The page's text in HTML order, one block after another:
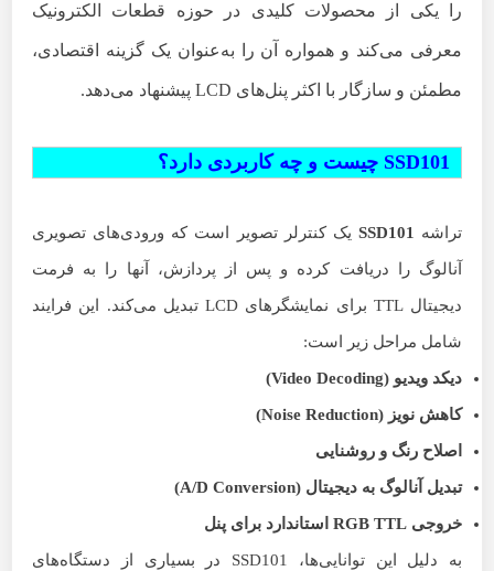
را یکی از محصولات کلیدی در حوزه قطعات الکترونیک
معرفی می‌کند و همواره آن را به‌عنوان یک گزینه اقتصادی،
مطمئن و سازگار با اکثر پنل‌های LCD پیشنهاد می‌دهد.
تراشه SSD101 یک کنترلر تصویر است که ورودی‌های تصویری
آنالوگ را دریافت کرده و پس از پردازش، آنها را به فرمت
دیجیتال TTL برای نمایشگرهای LCD تبدیل می‌کند. این فرایند
شامل مراحل زیر است:
دیکد ویدیو (Video Decoding)
کاهش نویز (Noise Reduction)
اصلاح رنگ و روشنایی
تبدیل آنالوگ به دیجیتال (A/D Conversion)
خروجی استاندارد برای پنل
به دلیل این توانایی‌ها، SSD101 در بسیاری از دستگاه‌های